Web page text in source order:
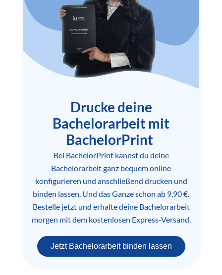
Drucke deine
Bachelorarbeit mit
BachelorPrint
Bei BachelorPrint kannst du deine
Bachelorarbeit ganz bequem online
konfigurieren und anschließend drucken und
binden lassen. Und das Ganze schon ab 9,90 €.
Bestelle jetzt und erhalte deine Bachelorarbeit
morgen mit dem kostenlosen Express-Versand.
Jetzt Bachelorarbeit binden lassen